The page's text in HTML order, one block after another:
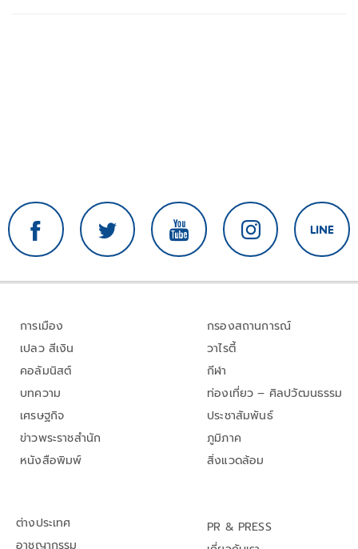
การเมือง
เปลว สีเงิน
คอลัมนิสต์
บทความ
เศรษฐกิจ
ข่าวพระราชสำนัก
หนังสือพิมพ์
กรองสถานการณ์
วาไรตี้
กีฬา
ท่องเที่ยว – ศิลปวัฒนธรรม
ประชาสัมพันธ์
ภูมิภาค
สิ่งแวดล้อม
ต่างประเทศ
PR & PRESS